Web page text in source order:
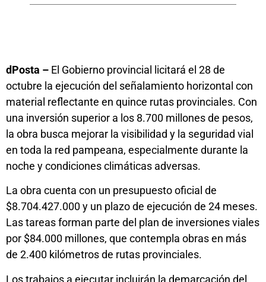
dPosta – El Gobierno provincial licitará el 28 de
octubre la ejecución del señalamiento horizontal con
material reflectante en quince rutas provinciales. Con
una inversión superior a los 8.700 millones de pesos,
la obra busca mejorar la visibilidad y la seguridad vial
en toda la red pampeana, especialmente durante la
noche y condiciones climáticas adversas.
La obra cuenta con un presupuesto oficial de
$8.704.427.000 y un plazo de ejecución de 24 meses.
Las tareas forman parte del plan de inversiones viales
por $84.000 millones, que contempla obras en más
de 2.400 kilómetros de rutas provinciales.
Los trabajos a ejecutar incluirán la demarcación del